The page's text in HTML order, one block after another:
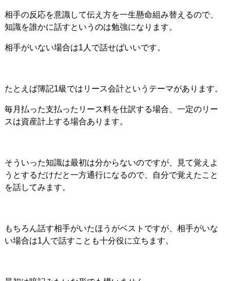
相手の反応を意識して伝え方を一生懸命組み替えるので、
知識を誰かに話すというのは勉強になります。
相手がいない場合は1人で話せばいいです。
たとえば簿記1級ではリース会計というテーマがあります。
毎月払った支払ったリース料を仕訳する場合、一定のリー
スは資産計上する場合あります。
そういった知識は最初は分からないのですが、見て覚えよ
うとするだけだと一方通行になるので、自分で覚えたこと
を話してみます。
もちろん話す相手がいたほうがベストですが、相手がいな
い場合は1人で話すことも十分役に立ちます。